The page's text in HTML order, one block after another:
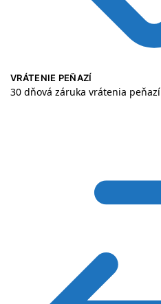
VRÁTENIE PEŇAZÍ
30 dňová záruka vrátenia peňazí